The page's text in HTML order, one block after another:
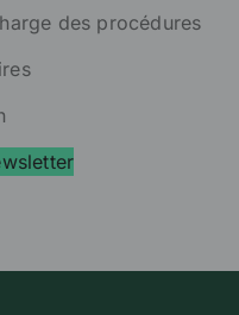
des procédures